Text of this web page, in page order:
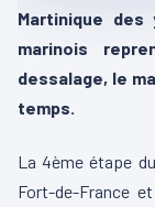
Martinique des
marinois
dessalage, le
temps.
La 4ème étape
Fort-de-France